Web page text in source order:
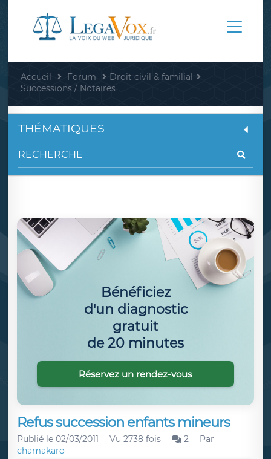
Accueil Forum
Droit civil & familial
Successions / Notaires
Refus succession enfants mineurs
Publié le 02/03/2011 Vu 2738 fois 2
Par
chamakaro
THÉMATIQUES
Bénéficiez
d'un diagnostic
gratuit
de 20 minutes
Réservez un rendez-vous